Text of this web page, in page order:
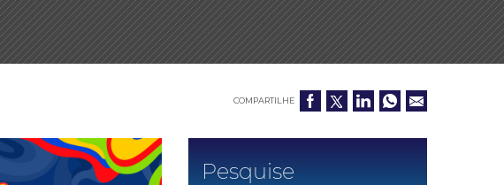
COMPARTILHE
Pesquise